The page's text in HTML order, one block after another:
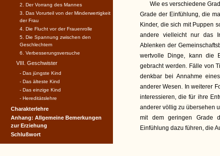
Wie es verschiedene
Grade der Einfühlung, die
Kinder, die sich mit Puppen
andere vielleicht nur das
Ablenken der
wertvolle Dinge, kann die
gebracht werden. Fälle von
denkbar bei Annahme
anderer Wesen. In weiterer
interessieren, die für ihre
anderer völlig zu übersehen
mit dem geringen Grade
Einfühlung dazu führen, die
2. Der Vorrang des Mannes
3. Das Vorurteil von der Minderwertigkeit
der Frau
4. Die Flucht vor der Frauenrolle
5. Die Spannung zwischen den
Geschlechtern
6. Verbesserungsversuche
VIII. Geschwister
- Das jüngste Kind
- Das älteste Kind
- Das einzige Kind
- Hereditätslehre
Charakterlehre
Anhang: Allgemeine Bemerkungen
zur Erziehung
Schlußwort